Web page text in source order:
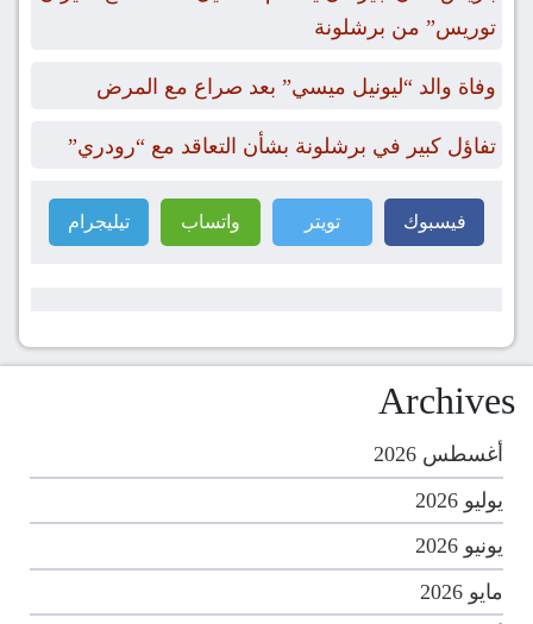
توريس” من برشلونة
وفاة والد “ليونيل ميسي” بعد صراع مع المرض
تفاؤل كبير في برشلونة بشأن التعاقد مع “رودري”
فيسبوك تويتر واتساب تيليجرام
Archives
أغسطس 2026
يوليو 2026
يونيو 2026
مايو 2026